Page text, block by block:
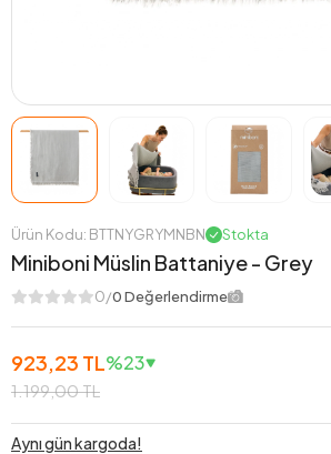
Ürün Kodu: BTTNYGRYMNBN Stokta
Miniboni Müslin Battaniye - Grey
0/0 Değerlendirme
923,23 TL
1.199,00 TL
%23
Aynı gün kargoda!